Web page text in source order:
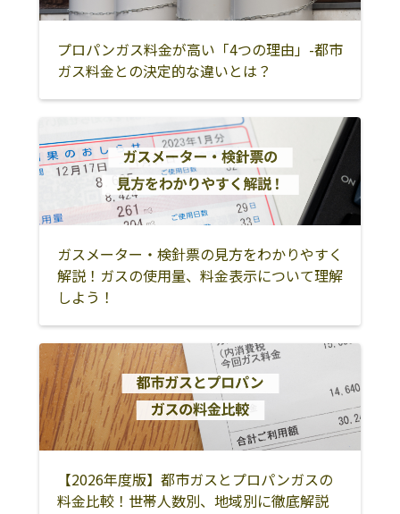
阿蘇市
阿蘇郡南小国町
阿蘇郡小国町
阿蘇郡産山村
阿蘇郡高森町
阿蘇郡南阿蘇村
阿蘇郡西原村
八代市
上益城郡嘉島町
上益城郡益城町
上益城郡甲佐町
上益城郡山都町
八代郡氷川町
水俣市
球磨郡錦町
球磨郡多良木町
球磨郡湯前町
球磨郡相良村
球磨郡五木村
球磨郡山江村
球磨郡球磨村
球磨郡あさぎり
町
天草市
上天草市 天草郡苓北町
プロパンガス料金が高い「4つの理由」-都市
ガス料金との決定的な違いとは？
ガスメーター・検針票の見方をわかりやすく
解説！ガスの使用量、料金表示について理解
しよう！
【2026年度版】都市ガスとプロパンガスの
料金比較！世帯人数別、地域別に徹底解説